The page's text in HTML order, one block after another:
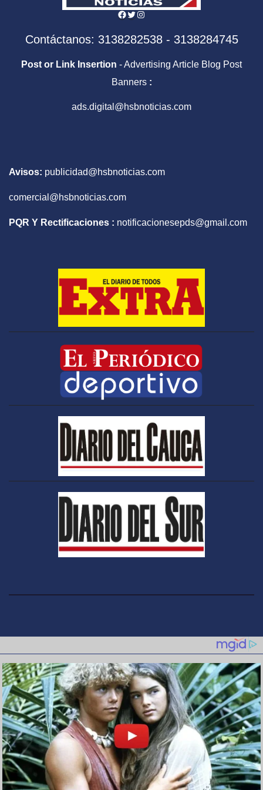
Facebook
Twitter
Instagram
Contáctanos: 3138282538 - 3138284745
Post or Link Insertion - Advertising Article Blog Post
Banners :
ads.digital@hsbnoticias.com
Avisos: publicidad@hsbnoticias.com
comercial@hsbnoticias.com
PQR Y Rectificaciones : notificacionesepds@gmail.com